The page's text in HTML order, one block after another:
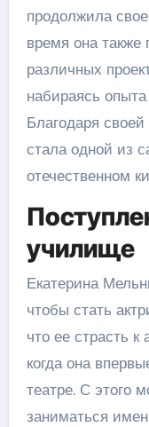
продолжила
время она также
различных
набираясь
Благодаря
стала одной из
отечественном
училище
Екатерина
чтобы стать
что ее страсть к
когда она
театре. С этого
заниматься